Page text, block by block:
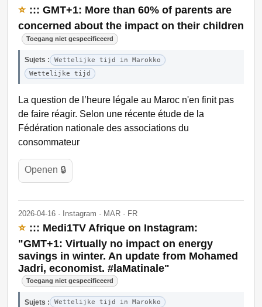
⭐ ::: GMT+1: More than 60% of parents are
concerned about the impact on their children
Toegang niet gespecificeerd
Sujets :
Wettelijke tijd in Marokko
Wettelijke tijd
La question de l’heure légale au Maroc n'en finit pas
de faire réagir. Selon une récente étude de la
Fédération nationale des associations du
consommateur
Openen 🔒
2026-04-16 · Instagram · MAR · FR
⭐ ::: Medi1TV Afrique on Instagram:
"GMT+1: Virtually no impact on energy
savings in winter. An update from Mohamed
Jadri, economist. #laMatinale"
Toegang niet gespecificeerd
Sujets :
Wettelijke tijd in Marokko